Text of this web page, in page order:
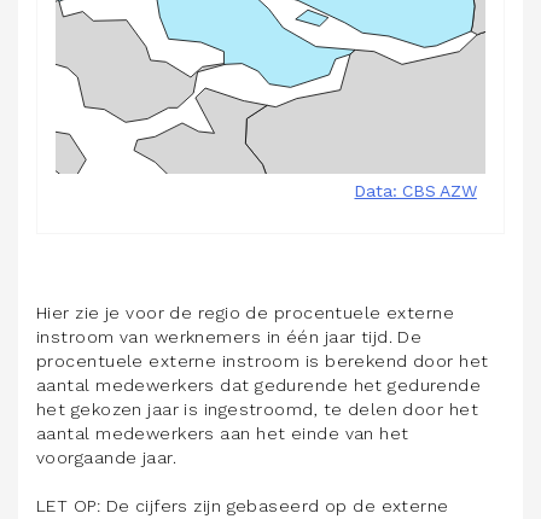
Hier zie je voor de regio de procentuele externe
instroom van werknemers in één jaar tijd. De
procentuele externe instroom is berekend door het
aantal medewerkers dat gedurende het gedurende
het gekozen jaar is ingestroomd, te delen door het
aantal medewerkers aan het einde van het
voorgaande jaar.
LET OP: De cijfers zijn gebaseerd op de externe